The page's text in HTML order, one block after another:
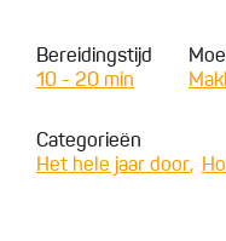
Bereidingstijd
10 - 20 min
Categorieën
Het hele jaar door